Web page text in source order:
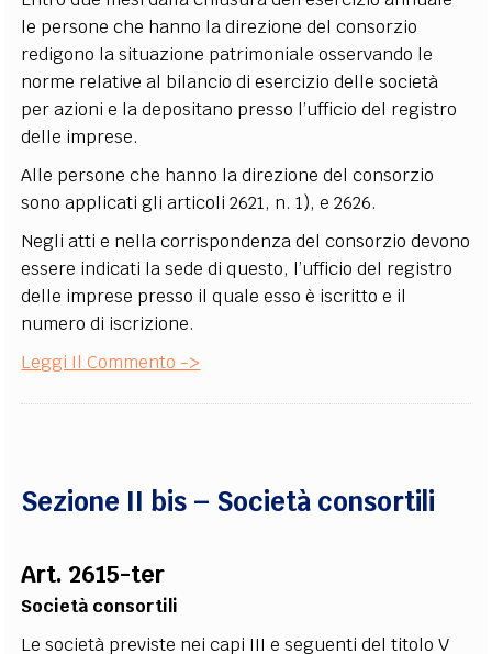
le persone che hanno la direzione del consorzio
redigono la situazione patrimoniale osservando le
norme relative al bilancio di esercizio delle società
per azioni e la depositano presso l’ufficio del registro
delle imprese.
Alle persone che hanno la direzione del consorzio
sono applicati gli articoli 2621, n. 1), e 2626.
Negli atti e nella corrispondenza del consorzio devono
essere indicati la sede di questo, l’ufficio del registro
delle imprese presso il quale esso è iscritto e il
numero di iscrizione.
Leggi Il Commento ->
Sezione II bis – Società consortili
Art. 2615-ter
Società consortili
Le società previste nei capi III e seguenti del titolo V